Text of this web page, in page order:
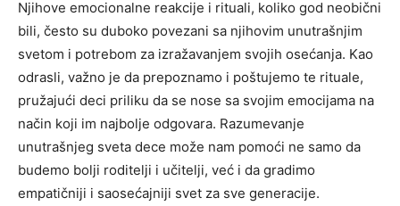
Njihove emocionalne reakcije i rituali, koliko god neobični
bili, često su duboko povezani sa njihovim unutrašnjim
svetom i potrebom za izražavanjem svojih osećanja. Kao
odrasli, važno je da prepoznamo i poštujemo te rituale,
pružajući deci priliku da se nose sa svojim emocijama na
način koji im najbolje odgovara. Razumevanje
unutrašnjeg sveta dece može nam pomoći ne samo da
budemo bolji roditelji i učitelji, već i da gradimo
empatičniji i saosećajniji svet za sve generacije.